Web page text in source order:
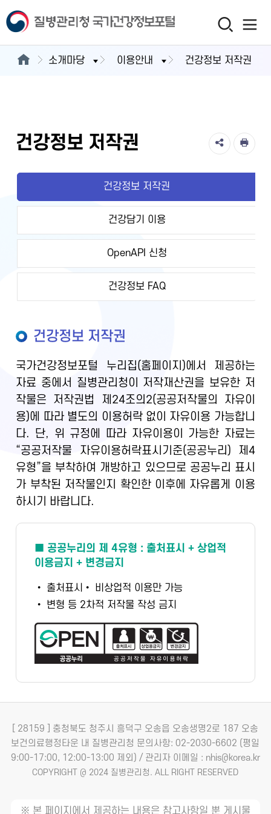
소개마당 이용안내 건강정보 저작권
건강정보 저작권
건강정보 저작권
건강담기 이용
OpenAPI 신청
건강정보 FAQ
건강정보 저작권
국가건강정보포털 누리집(홈페이지)에서 제공하는
자료 중에서 질병관리청이 저작재산권을 보유한 저
작물은 저작권법 제24조의2(공공저작물의 자유이
용)에 따라 별도의 이용허락 없이 자유이용 가능합니
다. 단, 위 규정에 따라 자유이용이 가능한 자료는
“공공저작물 자유이용허락표시기준(공공누리) 제4
유형”을 부착하여 개방하고 있으므로 공공누리 표시
가 부착된 저작물인지 확인한 이후에 자유롭게 이용
하시기 바랍니다.
■ 공공누리의 제 4유형 : 출처표시 + 상업적
이용금지 + 변경금지
• 출처표시 • 비상업적 이용만 가능
• 변형 등 2차적 저작물 작성 금지
[ 28159 ] 충청북도 청주시 흥덕구 오송읍 오송생명2로 187 오송
보건의료행정타운 내 질병관리청 문의사항: 02-2030-6602 (평일
9:00-17:00, 12:00-13:00 제외) / 관리자 이메일 : nhis@korea.kr
COPYRIGHT @ 2024 질병관리청. ALL RIGHT RESERVED
※ 본 페이지에서 제공하는 내용은 참고사항일 뿐 게시물